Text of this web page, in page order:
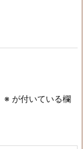
※ が付いている欄